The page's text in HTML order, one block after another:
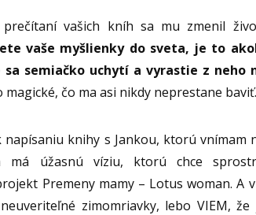
vašich kníh sa mu zmenil
vaše myšlienky do sveta, je to
semiačko uchytí a vyrastie z neho
čo ma asi nikdy neprestane baviť.
knihy s Jankou, ktorú vnímam
úžasnú víziu, ktorú chce
Premeny mamy – Lotus woman. A
zimomriavky, lebo VIEM,